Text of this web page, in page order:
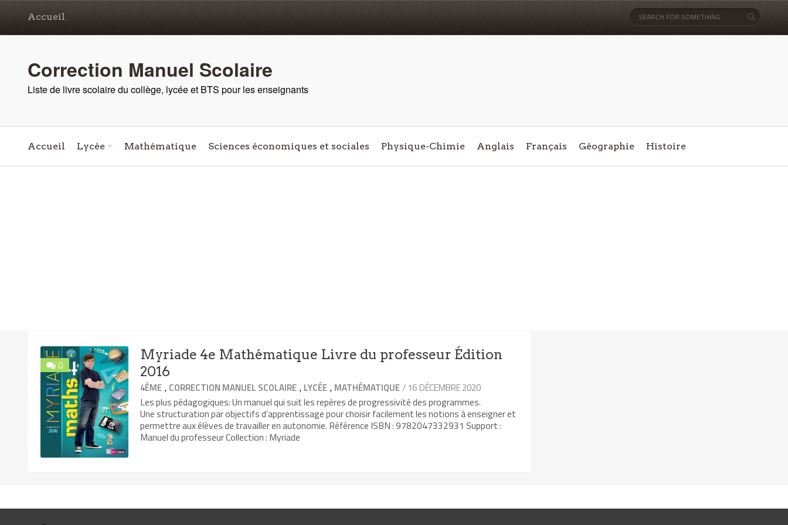
Accueil
Correction Manuel Scolaire
Liste de livre scolaire du collège, lycée et BTS pour les enseignants
Accueil Lycée Mathématique Sciences économiques et sociales Physique-Chimie Anglais Français Géographie Histoire
0
Myriade 4e Mathématique Livre du professeur Édition
2016
4ÈME , CORRECTION MANUEL SCOLAIRE , LYCÉE , MATHÉMATIQUE/ 16 DÉCEMBRE 2020
Les plus pédagogiques: Un manuel qui suit les repères de progressivité des programmes.
Une structuration par objectifs d’apprentissage pour choisir facilement les notions à enseigner et
permettre aux élèves de travailler en autonomie. Référence ISBN : 9782047332931 Support :
Manuel du professeur Collection : Myriade